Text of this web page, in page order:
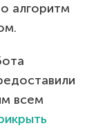
алгоритм
всем